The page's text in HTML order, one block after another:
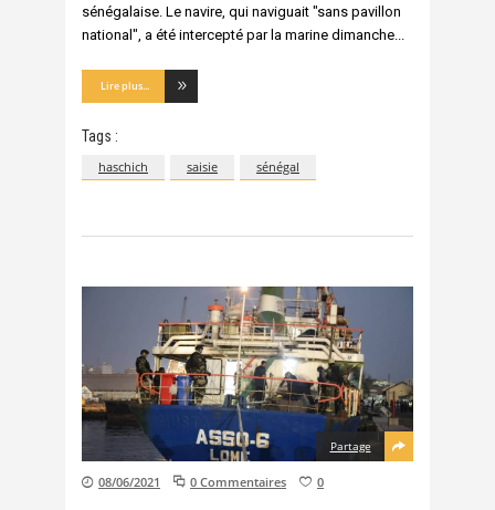
sénégalaise. Le navire, qui naviguait "sans pavillon
national", a été intercepté par la marine dimanche
Lire plus...
Tags :
haschich saisie sénégal
Partage
08/06/2021 0 Commentaires 0